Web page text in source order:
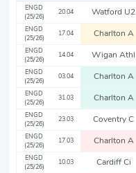
ENGD
(25/26)
20.04 Watford U2
ENGD
(25/26)
17.04 Charlton A
ENGD
(25/26)
14.04 Wigan Athl
ENGD
(25/26)
03.04 Charlton A
ENGD
(25/26)
31.03 Charlton A
ENGD
(25/26)
23.03 Coventry C
ENGD
(25/26)
17.03 Charlton A
ENGD
(25/26)
10.03 Cardiff Ci